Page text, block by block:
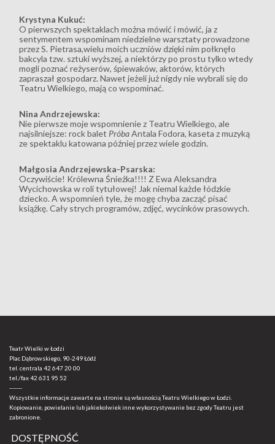
Krystyna Kukuć:
O pierwszych spektaklach można mówić i mówić, ja z
sentymentem wspominam niedzielne warsztaty prowadzone
przez S. Pietrasa,wielu moich uczniów dzięki nim połknęło
bakcyla tzw. sztuki wyższej, a niektórzy po prostu tylko wtedy
mogli poznać reżyserów, śpiewaków, aktorów, których
zapraszał gospodarz. Nawet jeżeli już nigdy nie wybrali się do
Teatru Wielkiego, mają co wspominać.
Nina Andrzejewska:
Nie pierwsze moje wspomnienie z Teatru Wielkiego, ale
najsilniejsze: rock balet PróbaAntala Fodora, kaseta z muzyką
ze spektaklu katowana później przez wiele godzin.
Małgosia Andrzejewska-Psarska:
Oczywiście! Królewna Śnieżka!!!! Z Ewa Aleksandra
Wycichowska w roli tytułowej! Jak niemal każde łódzkie
dziecko. A wspomnień tyle, że mogę chyba zacząć pisać
książkę. Cały strych programów, zdjęć, wycinków prasowych.
Teatr Wielki w Łodzi
Plac Dąbrowskiego, 90-249 Łódź
tel. centrala 42 647 20 00
tel./fax42 631 95 52
-------
Wszystkie informacje zawarte na stronie są własnością Teatru Wielkiego w Łodzi.
Kopiowanie, powielanie lub jakiekolwiek inne wykorzystywanie bez zgody Teatru jest
zabronione.
DOSTĘPNOŚĆ